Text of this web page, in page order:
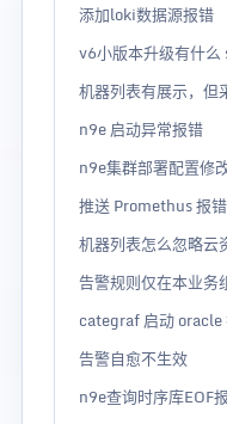
添加loki数据源报错
v6小版本升级有什么
机器列表有展示，但
n9e 启动异常报错
n9e集群部署配置修
推送 Promethus 报
机器列表怎么忽略云
告警规则仅在本业务
categraf 启动 oracle
告警自愈不生效
n9e查询时序库EOF